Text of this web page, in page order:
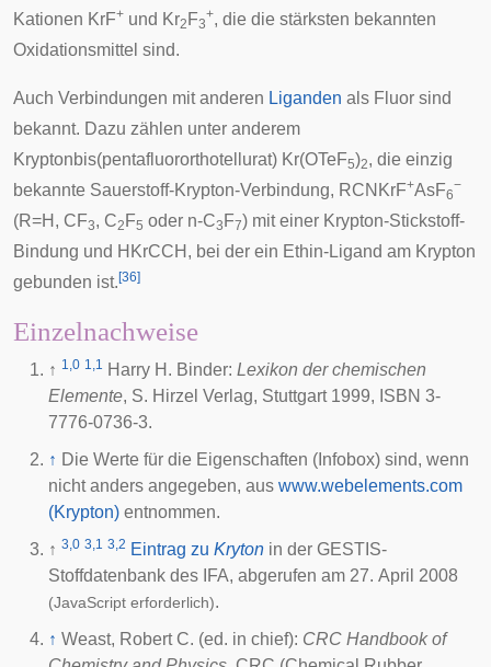
Kationen KrF+ und Kr2 F3
+, die die stärksten bekannten
Oxidationsmittel sind.
Auch Verbindungen mit anderen Liganden als Fluor sind
bekannt. Dazu zählen unter anderem
Kryptonbis(pentafluororthotellurat) Kr(OTeF5)2, die einzig
bekannte Sauerstoff-Krypton-Verbindung, RCNKrF+AsF6
−
(R=H, CF3, C2 F5 oder n-C3 F7) mit einer Krypton-Stickstoff-
Bindung und HKrCCH, bei der ein Ethin-Ligand am Krypton
gebunden ist. [36]
Einzelnachweise
↑ 1,0 1,1 Harry H. Binder: Lexikon der chemischen
Elemente, S. Hirzel Verlag, Stuttgart 1999, ISBN 3-
7776-0736-3.
↑ Die Werte für die Eigenschaften (Infobox) sind, wenn
nicht anders angegeben, aus www.webelements.com
(Krypton) entnommen.
↑ 3,0 3,1 3,2 Eintrag zu Kryton in der GESTIS-
Stoffdatenbank des IFA, abgerufen am 27. April 2008
(JavaScript erforderlich).
↑ Weast, Robert C. (ed. in chief): CRC Handbook of